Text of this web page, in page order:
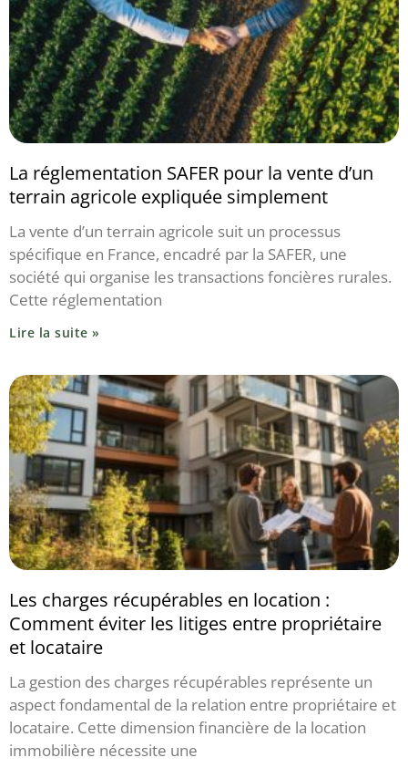
La réglementation SAFER pour la vente d’un
terrain agricole expliquée simplement
La vente d’un terrain agricole suit un processus
spécifique en France, encadré par la SAFER, une
société qui organise les transactions foncières rurales.
Cette réglementation
Lire la suite »
Les charges récupérables en location :
Comment éviter les litiges entre propriétaire
et locataire
La gestion des charges récupérables représente un
aspect fondamental de la relation entre propriétaire et
locataire. Cette dimension financière de la location
immobilière nécessite une